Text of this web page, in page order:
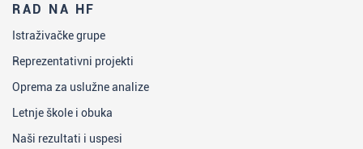
RAD NA HF
Istraživačke grupe
Reprezentativni projekti
Oprema za uslužne analize
Letnje škole i obuka
Naši rezultati i uspesi